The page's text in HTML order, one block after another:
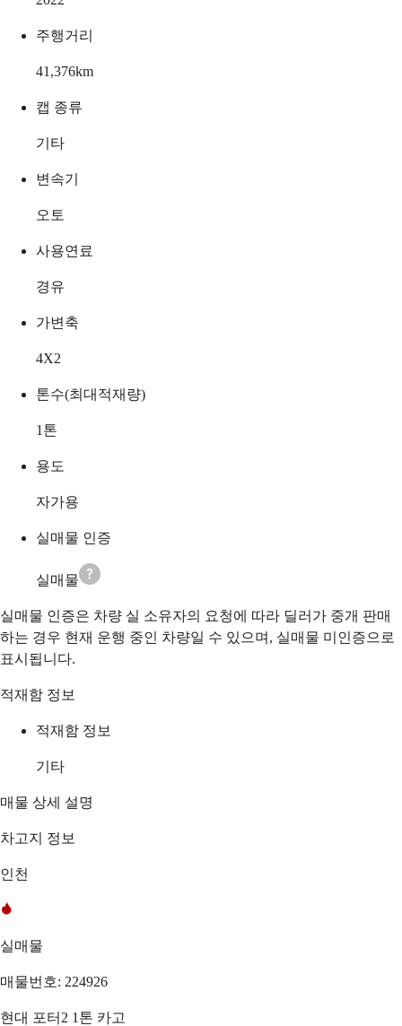
주행거리
41,376km
캡 종류
기타
변속기
오토
사용연료
경유
가변축
4X2
톤수(최대적재량)
1 톤
용도
자가용
실매물 인증
실매물
실매물 인증은 차량 실 소유자의 요청에 따라 딜러가 중개 판매
하는 경우 현재 운행 중인 차량일 수 있으며, 실매물 미인증으로
표시됩니다.
적재함 정보
적재함 정보
기타
매물 상세 설명
차고지 정보
인천
실매물
매물번호: 224926
현대 포터2 1톤 카고